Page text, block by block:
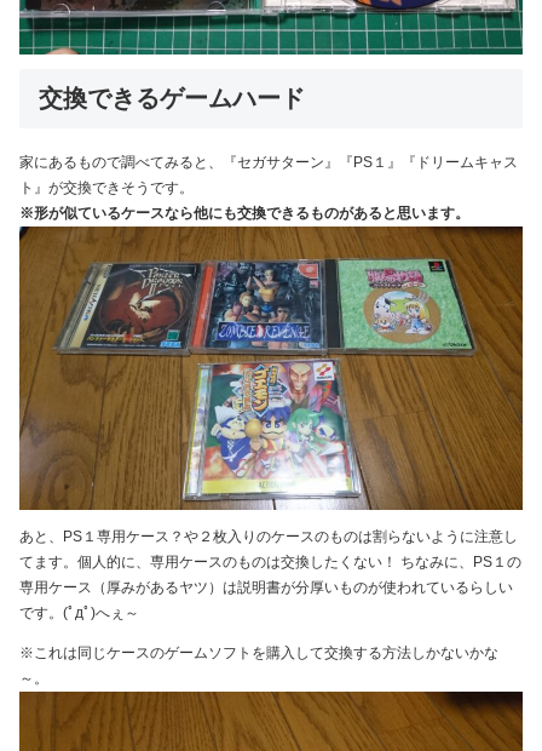
交換できるゲームハード
家にあるもので調べてみると、『セガサターン』『PS１』『ドリームキャス
ト』が交換できそうです。
※形が似ているケースなら他にも交換できるものがあると思います。
あと、PS１専用ケース？や２枚入りのケースのものは割らないように注意し
てます。個人的に、専用ケースのものは交換したくない！ ちなみに、PS１の
専用ケース（厚みがあるヤツ）は説明書が分厚いものが使われているらしい
です。(ﾟдﾟ)へぇ～
※これは同じケースのゲームソフトを購入して交換する方法しかないかな
～。